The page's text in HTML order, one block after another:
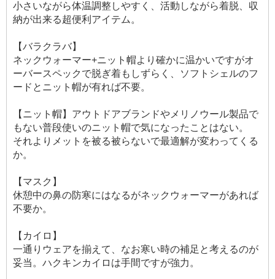
小さいながら体温調整しやすく、活動しながら着脱、収
納が出来る超便利アイテム。
【バラクラバ】
ネックウォーマー+ニット帽より確かに温かいですがオ
ーバースペックで脱ぎ着もしずらく、ソフトシェルのフ
ードとニット帽が有れば不要。
【ニット帽】アウトドアブランドやメリノウール製品で
もない普段使いのニット帽で気になったことはない。
それよりメットを被る被らないで最適解が変わってくる
か。
【マスク】
休憩中の鼻の防寒にはなるがネックウォーマーがあれば
不要か。
【カイロ】
一通りウェアを揃えて、なお寒い時の補足と考えるのが
妥当。ハクキンカイロは手間ですが強力。